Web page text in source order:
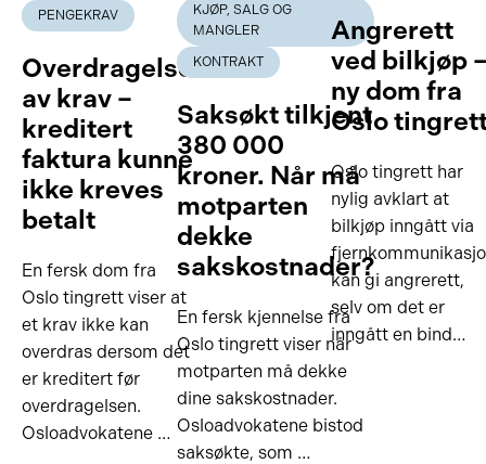
PENGEKRAV
Overdragelse
av krav –
kreditert
faktura kunne
ikke kreves
betalt
En fersk dom fra
Oslo tingrett viser at
et krav ikke kan
overdras dersom det
er kreditert før
overdragelsen.
Osloadvokatene …
KJØP, SALG OG
MANGLER
KONTRAKT
Saksøkt tilkjent
380 000
kroner. Når må
motparten
dekke
sakskostnader?
En fersk kjennelse fra
Oslo tingrett viser når
motparten må dekke
dine sakskostnader.
Osloadvokatene bistod
saksøkte, som …
Angrerett
ved bilkjøp
ny dom fra
Oslo
Oslo tingrett har
nylig avklart at
bilkjøp inngått via
kan gi angrerett,
selv om det er
inngått en bind…